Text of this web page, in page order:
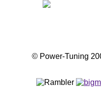
© Power-Tuning